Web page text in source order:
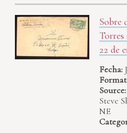
Sobre
22 de
Fecha:
Source:
Steve
NE